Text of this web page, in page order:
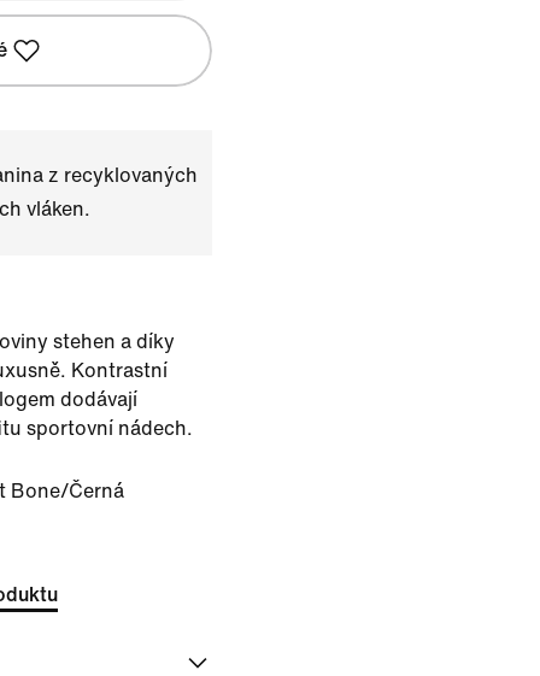
z recyklovaných
vláken.
stehen a díky
Kontrastní
dodávají
sportovní nádech.
Bone/Černá